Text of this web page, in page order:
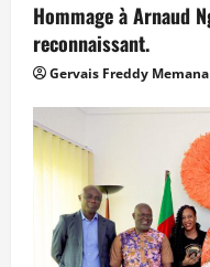
Hommage à Arnaud
reconnaissant.
Gervais Freddy Memana